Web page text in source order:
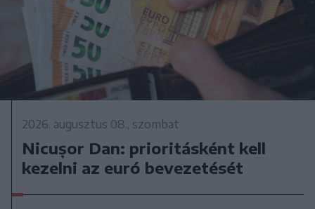
2026. augusztus 08., szombat
Nicușor Dan: prioritásként kell
kezelni az euró bevezetését